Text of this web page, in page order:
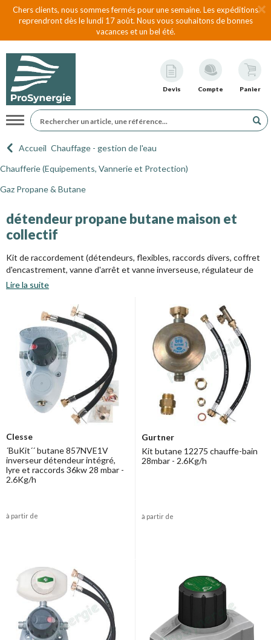
Chers clients, nous sommes fermés pour une semaine. Les expéditions
reprendront dès le lundi 17 août. Nous vous souhaitons de bonnes
vacances et un bel été.
Devis Compte Panier
Navigation
Accueil Chauffage - gestion de l'eau
Chaufferie (Equipements, Vannerie et Protection)
Gaz Propane & Butane
détendeur propane butane maison et
collectif
Kit de raccordement (détendeurs, flexibles, raccords divers, coffret
d'encastrement, vanne d'arrêt et vanne inverseuse, régulateur de
pression, ...)
Lire la suite
Clesse
´BuKit´´ butane 857NVE1V
inverseur détendeur intégré,
lyre et raccords 36kw 28 mbar -
2.6Kg/h
à partir de
Gurtner
Kit butane 12275 chauffe-bain
28mbar - 2.6Kg/h
à partir de